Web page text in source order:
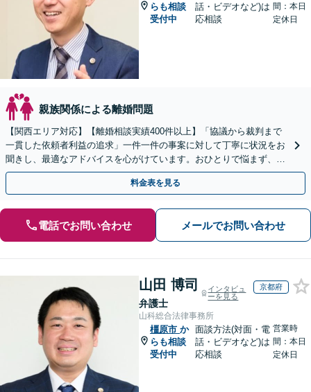
らも相談
受付中
話・ビデオなど)は
応相談
間：本日
定休日
親族関係による離婚問題
【関西エリア対応】【離婚相談実績400件以上】「協議から裁判まで
一貫した依頼者利益の追求」一件一件の事案に対して丁寧に状況をお
聞きし、最適なアドバイスを心がけています。おひとりで悩まず、ぜ
ひ一度ご相談ください【完全個室対応】【子連れ相談可】
料金表を見る
電話でお問い合わせ メールでお問い合わせ
山田 博司
弁護士
インタビュ
ーを見る
京都府
山科総合法律事務所
橿原市 か
らも相談
受付中
面談方法(対面・電
話・ビデオなど)は
応相談
営業時
間：本日
定休日